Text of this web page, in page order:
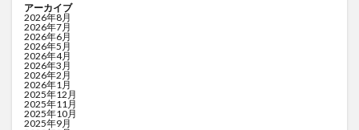
アーカイブ
2026年8月
2026年7月
2026年6月
2026年5月
2026年4月
2026年3月
2026年2月
2026年1月
2025年12月
2025年11月
2025年10月
2025年9月